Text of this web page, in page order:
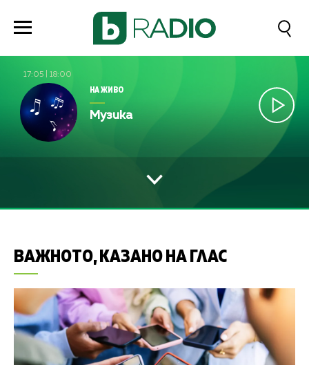
17:05 18:00
НА ЖИВО
Музика
ВАЖНОТО, КАЗАНО НА ГЛАС